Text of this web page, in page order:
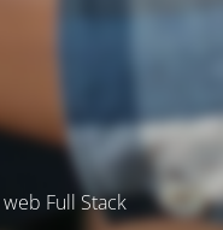
Full Stack